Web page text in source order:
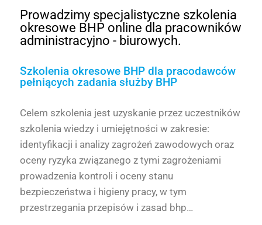
Prowadzimy specjalistyczne szkolenia
okresowe BHP online dla pracowników
administracyjno - biurowych.
Szkolenia okresowe BHP dla pracodawców
pełniących zadania służby BHP
Celem szkolenia jest uzyskanie przez uczestników
szkolenia wiedzy i umiejętności w zakresie:
identyfikacji i analizy zagrożeń zawodowych oraz
oceny ryzyka związanego z tymi zagrożeniami
prowadzenia kontroli i oceny stanu
bezpieczeństwa i higieny pracy, w tym
przestrzegania przepisów i zasad bhp…